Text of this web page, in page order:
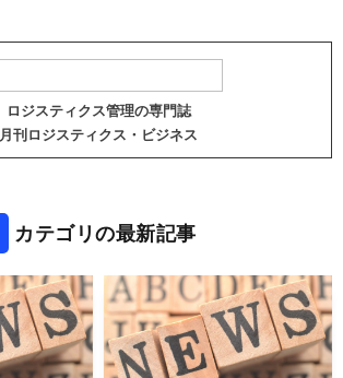
ロジスティクス管理の専門誌
月刊ロジスティクス・ビジネス
カテゴリの最新記事